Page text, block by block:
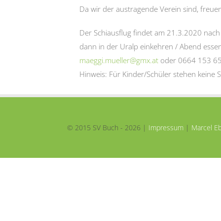
Da wir der austragende Verein sind,
Der Schiausflug findet am 21.3.2020
dann in der Uralp einkehren / Abend
maeggi.mueller@gmx.at oder 0664 153
Hinweis: Für Kinder/Schüler stehen keine
© 2015 SV Buch - 2026 | Impressum | Marcel